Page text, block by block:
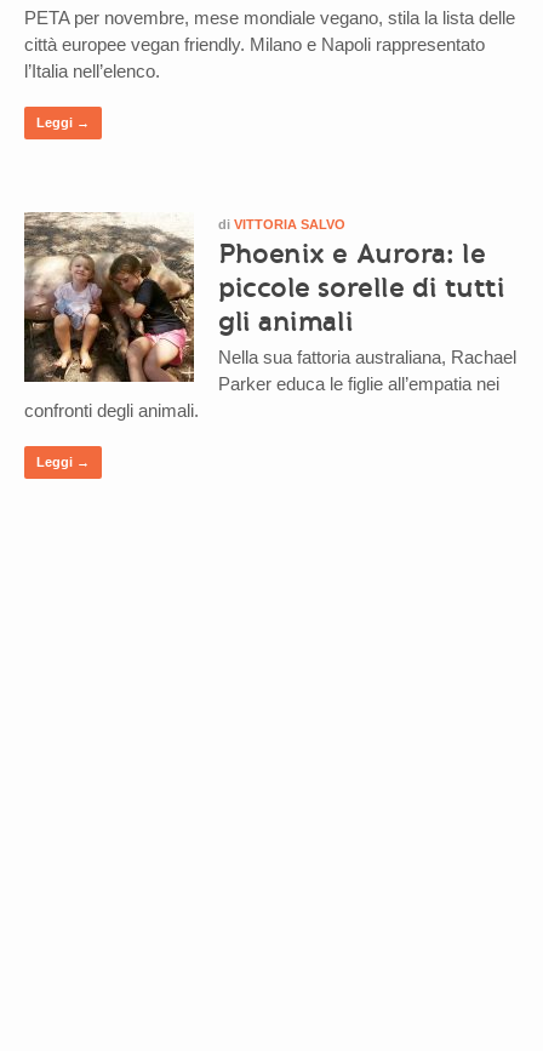
PETA per novembre, mese mondiale vegano, stila la lista delle
città europee vegan friendly. Milano e Napoli rappresentato
l’Italia nell’elenco.
Leggi →
di VITTORIA SALVO
Phoenix e Aurora: le
piccole sorelle di tutti
gli animali
Nella sua fattoria australiana, Rachael
Parker educa le figlie all’empatia nei
confronti degli animali.
Leggi →